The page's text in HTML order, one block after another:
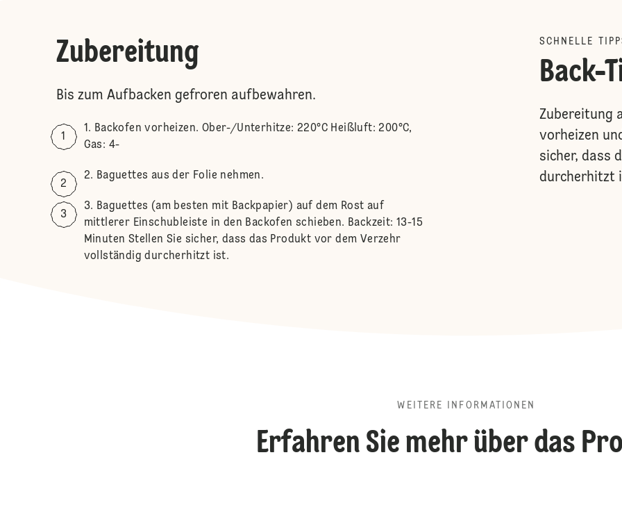
Zubereitung
Bis zum Aufbacken gefroren aufbewahren.
Backofen vorheizen. Ober-/Unterhitze: 220°C Heißluft: 200°C,
Gas: 4-
Baguettes aus der Folie nehmen.
Baguettes (am besten mit Backpapier) auf dem Rost auf
mittlerer Einschubleiste in den Backofen schieben. Backzeit: 13-15
Minuten Stellen Sie sicher, dass das Produkt vor dem Verzehr
vollständig durcherhitzt ist.
SCHNELLE
Back-
Zubereitung
vorheizen
sicher, dass
durcherhitzt
WEITERE INFORMATIONEN
Erfahren Sie mehr über das